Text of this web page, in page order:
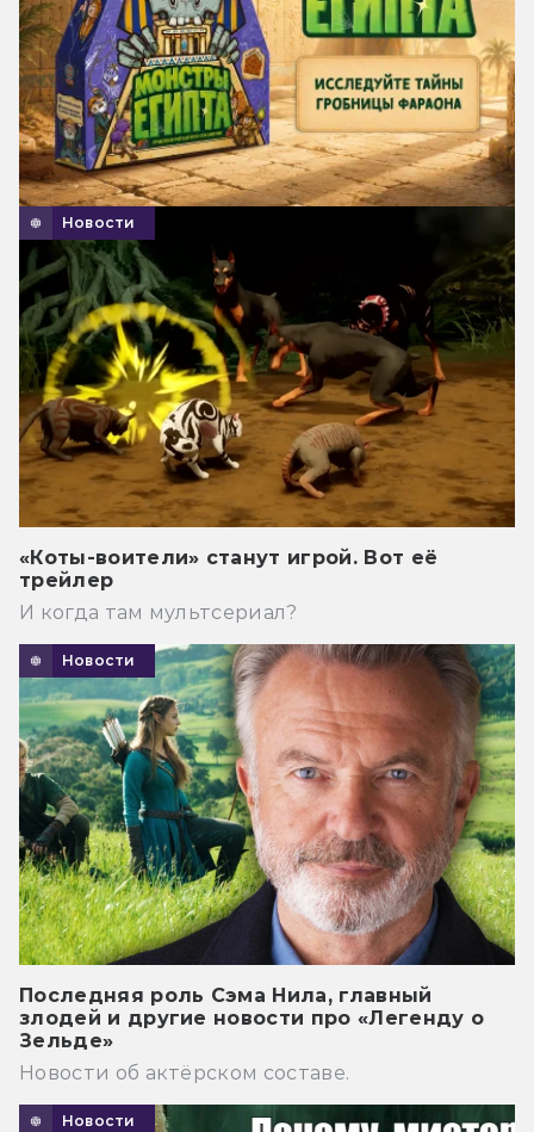
Новости
«Коты-воители» станут игрой. Вот её
трейлер
И когда там мультсериал?
Новости
Последняя роль Сэма Нила, главный
злодей и другие новости про «Легенду о
Зельде»
Новости об актёрском составе.
Новости